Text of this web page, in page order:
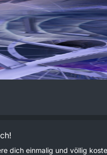
dich einmalig und völlig